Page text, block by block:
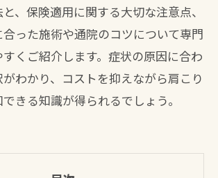
、保険適用に関する大切な注意点、
った施術や通院のコツについて専門
くご紹介します。症状の原因に合わ
わかり、コストを抑えながら肩こり
きる知識が得られるでしょう。